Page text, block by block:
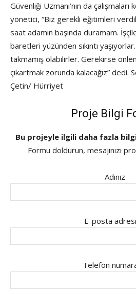
Güvenliği Uzmanı’nın da
yönetici, “Biz gerekli eğitimleri
saat adamın başında duramam.
baretleri yüzünden sıkıntı
takmamış olabilirler. Gerekirse
çıkartmak zorunda kalacağız” dedi.
Çetin/ Hürriyet
Proje Bilgi
Bu projeyle ilgili daha fazla
Formu doldurun, mesajınızı
Adınız
E-posta
Telefon